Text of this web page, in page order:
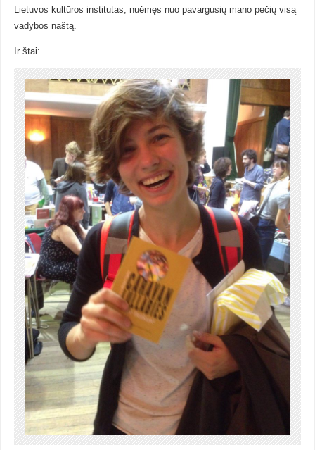
Lietuvos kultūros institutas, nuėmęs nuo pavargusių mano pečių visą
vadybos naštą.
Ir štai: